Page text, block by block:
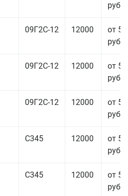
руб.
09Г2С-12 12000
от
руб.
09Г2С-12 12000
от
руб.
09Г2С-12 12000
от
руб.
С345 12000
от
руб.
С345 12000
от
руб.